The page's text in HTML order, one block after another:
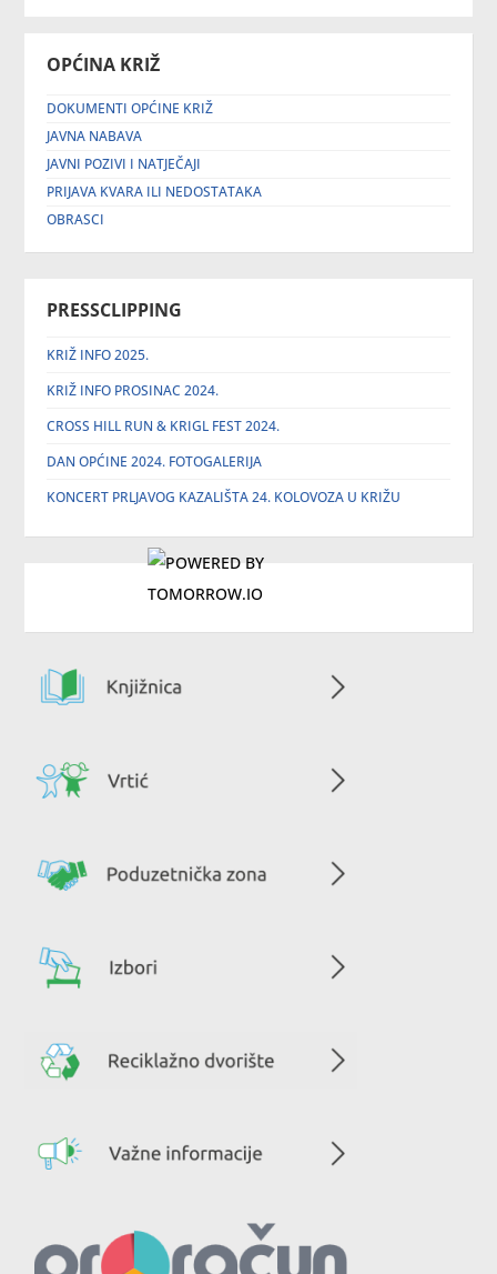
OPĆINA KRIŽ
DOKUMENTI OPĆINE KRIŽ
JAVNA NABAVA
JAVNI POZIVI I NATJEČAJI
PRIJAVA KVARA ILI NEDOSTATAKA
OBRASCI
PRESSCLIPPING
KRIŽ INFO 2025.
KRIŽ INFO PROSINAC 2024.
CROSS HILL RUN & KRIGL FEST 2024.
DAN OPĆINE 2024. FOTOGALERIJA
KONCERT PRLJAVOG KAZALIŠTA 24. KOLOVOZA U KRIŽU